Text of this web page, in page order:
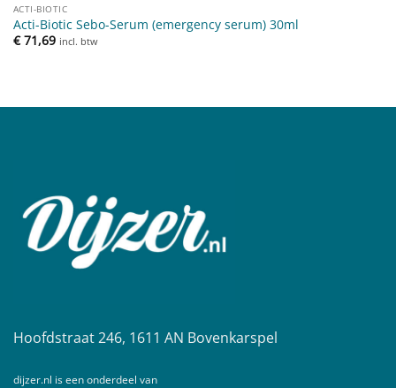
ACTI-BIOTIC
Acti-Biotic Sebo-Serum (emergency serum) 30ml
€71,69 incl. btw
Hoofdstraat 246, 1611 AN Bovenkarspel
dijzer.nl is een onderdeel van